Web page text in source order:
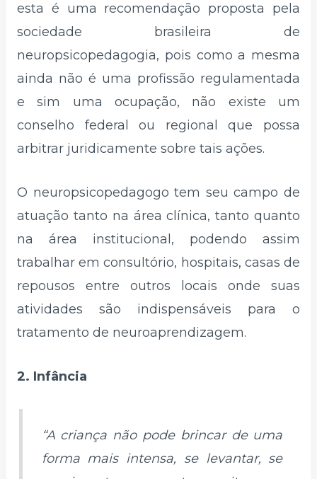
esta é uma recomendação proposta pela
sociedade brasileira de
neuropsicopedagogia, pois como a mesma
ainda não é uma profissão regulamentada
e sim uma ocupação, não existe um
conselho federal ou regional que possa
arbitrar juridicamente sobre tais ações.
O neuropsicopedagogo tem seu campo de
atuação tanto na área clínica, tanto quanto
na área institucional, podendo assim
trabalhar em consultório, hospitais, casas de
repousos entre outros locais onde suas
atividades são indispensáveis para o
tratamento de neuroaprendizagem.
2. Infância
“A criança não pode brincar de uma
forma mais intensa, se levantar, se